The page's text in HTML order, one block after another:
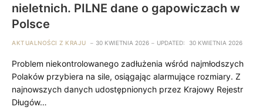
nieletnich. PILNE dane o gapowiczach w
Polsce
AKTUALNOŚCI Z KRAJU 30 KWIETNIA 2026 UPDATED: 30 KWIETNIA 2026
Problem niekontrolowanego zadłużenia wśród najmłodszych
Polaków przybiera na sile, osiągając alarmujące rozmiary. Z
najnowszych danych udostępnionych przez Krajowy Rejestr
Długów…